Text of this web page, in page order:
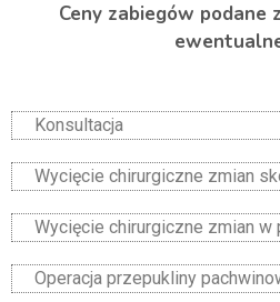
Ceny zabiegów podane
ewentualnego
Konsultacja
Wycięcie chirurgiczne zmian
Wycięcie chirurgiczne zmian w
Operacja przepukliny